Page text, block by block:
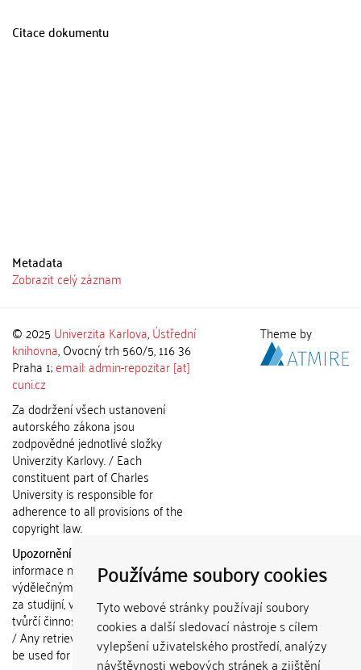
Používáme soubory cookies
Tyto webové stránky používají soubory
cookies a další sledovací nástroje s cílem
vylepšení uživatelského prostředí, analýzy
návštěvnosti webových stránek a zjištění
Citace dokumentu
Metadata
Zobrazit celý záznam
© 2025 Univerzita Karlova,Ústřední
knihovna, Ovocný trh 560/5, 116 36
Praha 1;email: admin-repozitar [at]
cuni.cz
Za dodržení všech ustanovení
autorského zákona jsou
zodpovědné jednotlivé složky
Univerzity Karlovy. / Each
constituent part of Charles
University is responsible for
adherence to all provisions of the
copyright law.
Upozornění / Notice:
informace nemohou být použity k
výdělečným účelům nebo vydávány
za studijní, vědeckou nebo jinou
tvůrčí činnost jiné osoby než autora.
/ Any retrieved information shall not
be used for any commercial
Theme by